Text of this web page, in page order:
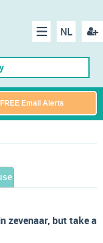
NL
Menu
FREE Email Alerts
zevenaar, but take a